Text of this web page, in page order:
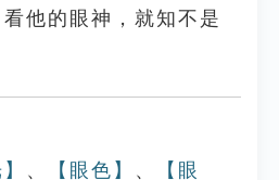
他的眼神，就知不是
、 【眼色】 、
【眼